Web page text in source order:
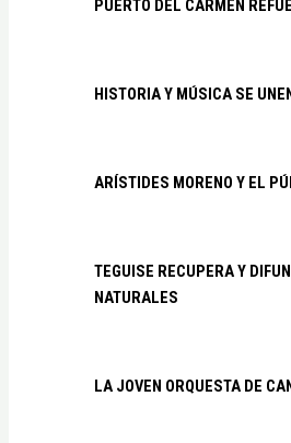
PUERTO DEL CARMEN
HISTORIA Y MÚSICA SE
ARÍSTIDES MORENO Y EL
TEGUISE RECUPERA Y
NATURALES
LA JOVEN ORQUESTA DE